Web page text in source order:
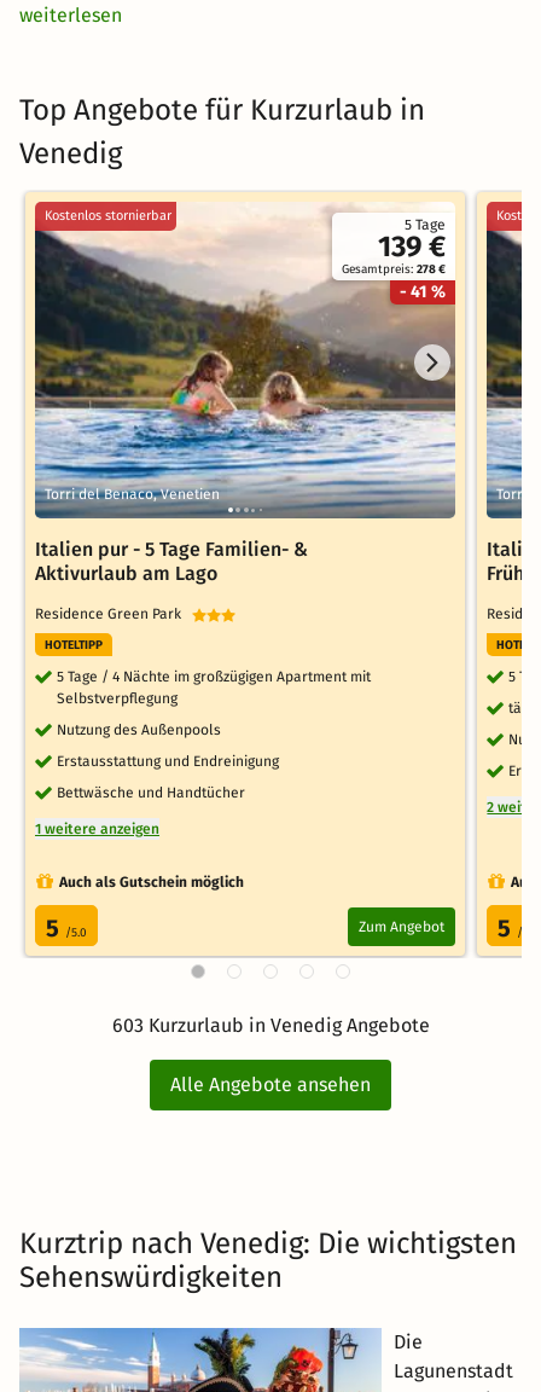
weiterlesen
Top Angebote für Kurzurlaub in
Venedig
5 Tage
139 €
Gesamtpreis:278 €
- 41 %
Kostenlos stornierbar
Torri del Benaco, Venetien
Italien pur - 5 Tage Familien- &
Aktivurlaub am Lago
Residence Green Park
HOTELTIPP
5 Tage / 4 Nächte im großzügigen Apartment mit
Selbstverpflegung
Nutzung des Außenpools
Erstausstattung und Endreinigung
Bettwäsche und Handtücher
1 weitere anzeigen
Auch als Gutschein möglich
5 /5.0 Zum Angebot
Torri
5
2
5 /5.0
603 Kurzurlaub in Venedig Angebote
Alle Angebote ansehen
Kurztrip nach Venedig: Die wichtigsten
Sehenswürdigkeiten
Die
Lagunenstadt